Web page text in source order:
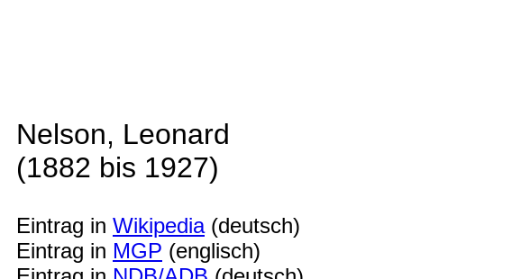
Nelson, Leonard
(1882 bis 1927)
Eintrag in Wikipedia(deutsch)
Eintrag in MGP (englisch)